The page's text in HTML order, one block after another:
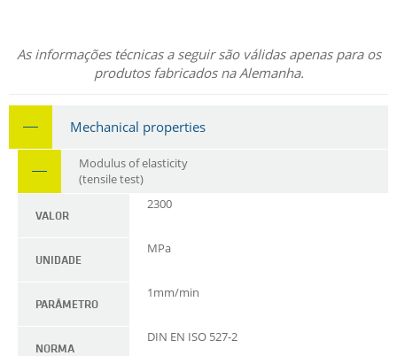
As informações técnicas a seguir são válidas apenas para os
produtos fabricados na Alemanha.
Mechanical properties
Modulus of elasticity
(tensile test)
VALOR
2300
UNIDADE
MPa
PARÂMETRO
1mm/min
NORMA
DIN EN ISO 527-2